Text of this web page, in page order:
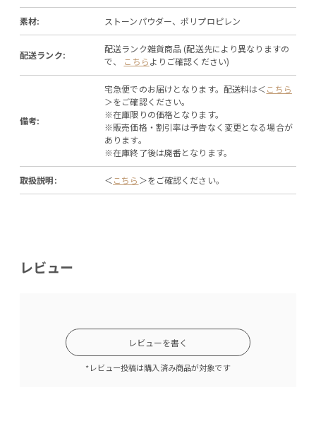
素材: ストーンパウダー、ポリプロピレン
配送ランク:
配送ランク雑貨商品 (配送先により異なりますの
で、 こちらよりご確認ください)
備考:
宅急便でのお届けとなります。配送料は＜こちら
＞をご確認ください。
※在庫限りの価格となります。
※販売価格・割引率は予告なく変更となる場合が
あります。
※在庫終了後は廃番となります。
取扱説明: ＜こちら ＞をご確認ください。
レビュー
レビューを書く
*レビュー投稿は購入済み商品が対象です